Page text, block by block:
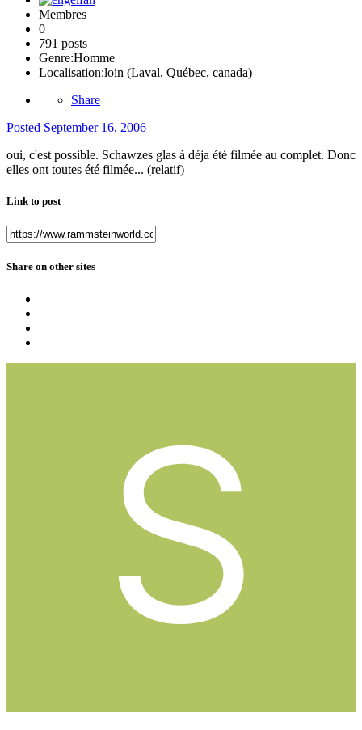
Membres
0
791 posts
Genre:Homme
Localisation:loin (Laval, Québec, canada)
Share
Posted September 16, 2006
oui, c'est possible. Schawzes glas à déja été filmée au complet. Donc
elles ont toutes été filmée... (relatif)
Link to post
Share on other sites